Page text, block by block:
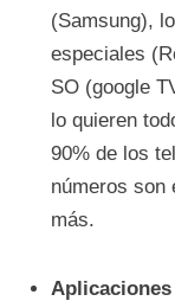
(Samsung),
especiales
SO (google
lo quieren
90% de los
números son
más.